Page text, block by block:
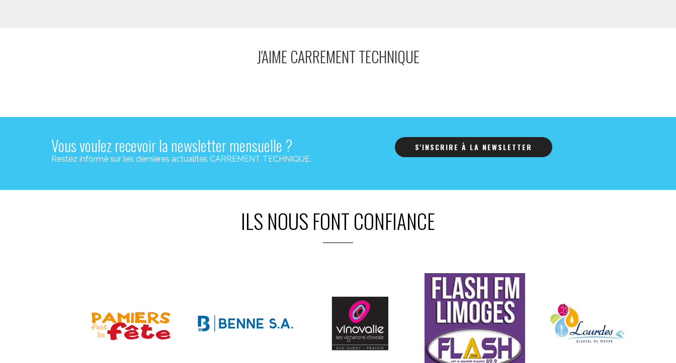
J'AIME CARREMENT TECHNIQUE
Vous voulez recevoir la newsletter mensuelle ?
Restez informé sur les dernières actualités CARREMENT TECHNIQUE.
S'INSCRIRE À LA NEWSLETTER
ILS NOUS FONT CONFIANCE